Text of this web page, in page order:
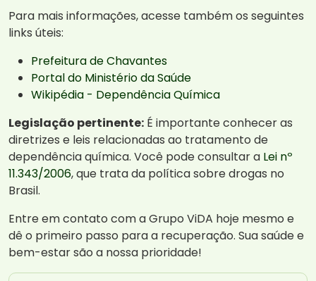
Para mais informações, acesse também os seguintes
links úteis:
Prefeitura de Chavantes
Portal do Ministério da Saúde
Wikipédia - Dependência Química
Legislação pertinente: É importante conhecer as
diretrizes e leis relacionadas ao tratamento de
dependência química. Você pode consultar a Lei nº
11.343/2006, que trata da política sobre drogas no
Brasil.
Entre em contato com a Grupo ViDA hoje mesmo e
dê o primeiro passo para a recuperação. Sua saúde e
bem-estar são a nossa prioridade!